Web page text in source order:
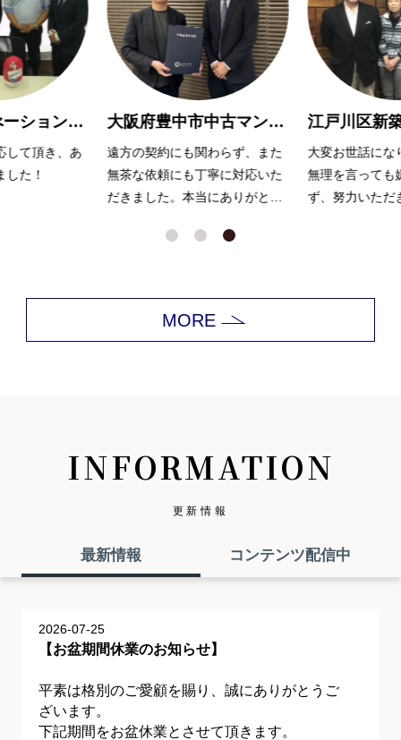
葛飾区リノべーションマンション購入 O様
て頂き、あ
た！
大阪府豊中市中古マンション購入Y様
遠方の契約にも関わらず、また
無茶な依頼にも丁寧に対応いた
だきました。本当にありがとう
大変お世話にな
無理を言っても
ず、努力いただ
MORE
INFORMATION
更新情報
最新情報 コンテンツ配信中
2026-07-25
【お盆期間休業のお知らせ】
平素は格別のご愛顧を賜り、誠にありがとうご
ざいます。
下記期間をお盆休業とさせて頂きます。